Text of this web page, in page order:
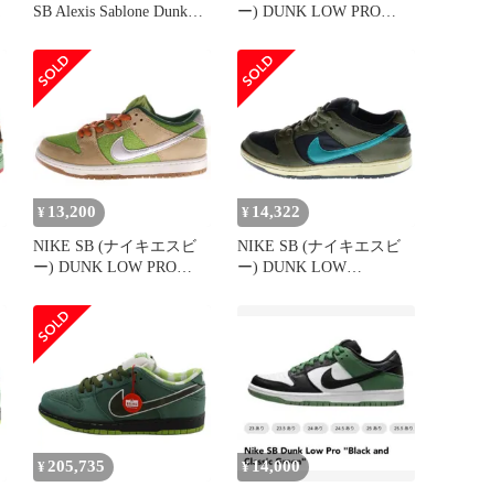
SB Alexis Sablone Dunk
Moss ダンク ロー プロ ホ
ワイト アンド パシフィ
ックモス スニーカー 靴
26.5㎝ US8.5 グリーン
ー) DUNK LOW PRO
プロ エスカルゴ ローカ
ットスニーカー グリーン
US8/26cm FQ7585-200
¥ 13,200
NIKE SB (ナイキエスビ
ー) DUNK LOW PRO
プロ エスカルゴ ローカ
ットスニーカー グリーン
US9.5/27.5cm FQ7585-200
¥ 14,322
NIKE SB (ナイキエスビ
ー) DUNK LOW
リーン ローカットスニー
カー 304292-230
US10/28cm グリーン
¥205,735 ¥14,000